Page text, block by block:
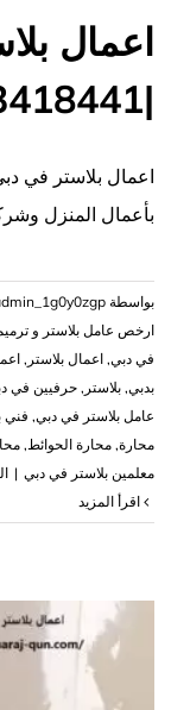
اعمال
|0503418441| عامل بلاستر
اعمال بلاستر في
بأعمال المنزل
بواسطة
ارخص عامل بلاستر و
في دبي, اعمال بلاستر ,
بدبي, بلاستر , حرفيين في
عامل بلاستر في دبي, فني
محارة, محارة الحوائط ,
معلمين بلاستر في دبي |